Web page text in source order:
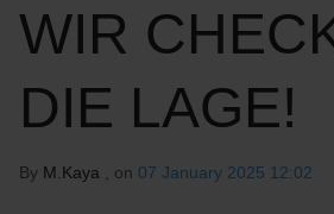
WIR
DIE LAGE!
By M.Kaya , on 07 January 2025 12:02